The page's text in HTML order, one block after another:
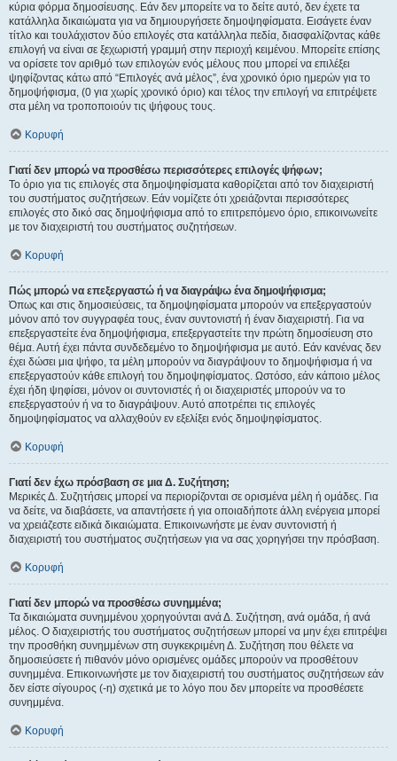
κύρια φόρμα δημοσίευσης. Εάν δεν μπορείτε να το δείτε αυτό, δεν έχετε τα
κατάλληλα δικαιώματα για να δημιουργήσετε δημοψηφίσματα. Εισάγετε έναν
τίτλο και τουλάχιστον δύο επιλογές στα κατάλληλα πεδία, διασφαλίζοντας κάθε
επιλογή να είναι σε ξεχωριστή γραμμή στην περιοχή κειμένου. Μπορείτε επίσης
να ορίσετε τον αριθμό των επιλογών ενός μέλους που μπορεί να επιλέξει
ψηφίζοντας κάτω από “Επιλογές ανά μέλος”, ένα χρονικό όριο ημερών για το
δημοψήφισμα, (0 για χωρίς χρονικό όριο) και τέλος την επιλογή να επιτρέψετε
στα μέλη να τροποποιούν τις ψήφους τους.
Κορυφή
Γιατί δεν μπορώ να προσθέσω περισσότερες επιλογές ψήφων;
Το όριο για τις επιλογές στα δημοψηφίσματα καθορίζεται από τον διαχειριστή
του συστήματος συζητήσεων. Εάν νομίζετε ότι χρειάζονται περισσότερες
επιλογές στο δικό σας δημοψήφισμα από το επιτρεπόμενο όριο, επικοινωνείτε
με τον διαχειριστή του συστήματος συζητήσεων.
Κορυφή
Πώς μπορώ να επεξεργαστώ ή να διαγράψω ένα δημοψήφισμα;
Όπως και στις δημοσιεύσεις, τα δημοψηφίσματα μπορούν να επεξεργαστούν
μόνον από τον συγγραφέα τους, έναν συντονιστή ή έναν διαχειριστή. Για να
επεξεργαστείτε ένα δημοψήφισμα, επεξεργαστείτε την πρώτη δημοσίευση στο
θέμα. Αυτή έχει πάντα συνδεδεμένο το δημοψήφισμα με αυτό. Εάν κανένας δεν
έχει δώσει μια ψήφο, τα μέλη μπορούν να διαγράψουν το δημοψήφισμα ή να
επεξεργαστούν κάθε επιλογή του δημοψηφίσματος. Ωστόσο, εάν κάποιο μέλος
έχει ήδη ψηφίσει, μόνον οι συντονιστές ή οι διαχειριστές μπορούν να το
επεξεργαστούν ή να το διαγράψουν. Αυτό αποτρέπει τις επιλογές
δημοψηφίσματος να αλλαχθούν εν εξελίξει ενός δημοψηφίσματος.
Κορυφή
Γιατί δεν έχω πρόσβαση σε μια Δ. Συζήτηση;
Μερικές Δ. Συζητήσεις μπορεί να περιορίζονται σε ορισμένα μέλη ή ομάδες. Για
να δείτε, να διαβάσετε, να απαντήσετε ή για οποιαδήποτε άλλη ενέργεια μπορεί
να χρειάζεστε ειδικά δικαιώματα. Επικοινωνήστε με έναν συντονιστή ή
διαχειριστή του συστήματος συζητήσεων για να σας χορηγήσει την πρόσβαση.
Κορυφή
Γιατί δεν μπορώ να προσθέσω συνημμένα;
Τα δικαιώματα συνημμένου χορηγούνται ανά Δ. Συζήτηση, ανά ομάδα, ή ανά
μέλος. Ο διαχειριστής του συστήματος συζητήσεων μπορεί να μην έχει επιτρέψει
την προσθήκη συνημμένων στη συγκεκριμένη Δ. Συζήτηση που θέλετε να
δημοσιεύσετε ή πιθανόν μόνο ορισμένες ομάδες μπορούν να προσθέτουν
συνημμένα. Επικοινωνήστε με τον διαχειριστή του συστήματος συζητήσεων εάν
δεν είστε σίγουρος (-η) σχετικά με το λόγο που δεν μπορείτε να προσθέσετε
συνημμένα.
Κορυφή